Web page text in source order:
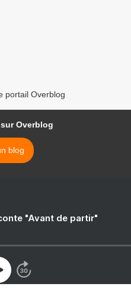
portail Overblog
Overblog
blog
"Avant de partir"